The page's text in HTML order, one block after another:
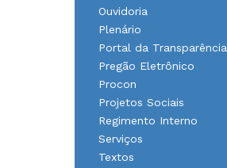
Ouvidoria
Plenário
Portal da Transparência
Pregão Eletrônico
Procon
Projetos Sociais
Regimento Interno
Serviços
Textos